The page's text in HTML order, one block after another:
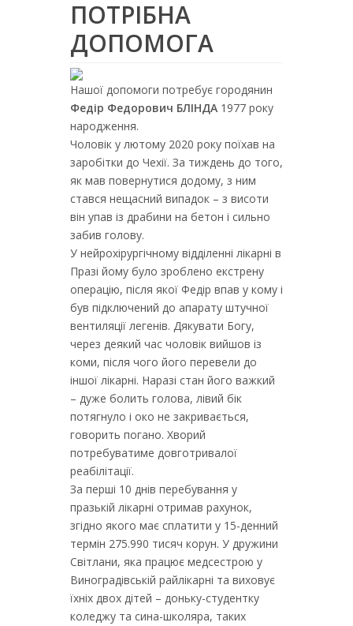
ПОТРІБНА
ДОПОМОГА
Нашої допомоги потребує городянин
Федір Федорович БЛІНДА 1977 року
народження.
Чоловік у лютому 2020 року поїхав на
заробітки до Чехії. За тиждень до того,
як мав повернутися додому, з ним
стався нещасний випадок – з висоти
він упав із драбини на бетон і сильно
забив голову.
У нейрохірургічному відділенні лікарні в
Празі йому було зроблено екстрену
операцію, після якої Федір впав у кому і
був підключений до апарату штучної
вентиляції легенів. Дякувати Богу,
через деякий час чоловік вийшов із
коми, після чого його перевели до
іншої лікарні. Наразі стан його важкий
– дуже болить голова, лівий бік
потягнуло і око не закривається,
говорить погано. Хворий
потребуватиме довготривалої
реабілітації.
За перші 10 днів перебування у
празькій лікарні отримав рахунок,
згідно якого має сплатити у 15-денний
термін 275.990 тисяч корун. У дружини
Світлани, яка працює медсестрою у
Виноградівській райлікарні та виховує
їхніх двох дітей – доньку-студентку
коледжу та сина-школяра, таких